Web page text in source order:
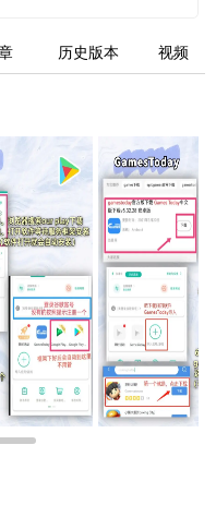
历史版本 视频